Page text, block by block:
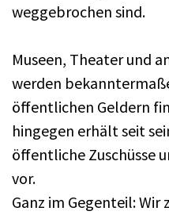
weggebrochen sind.
Museen, Theater und
werden
öffentlichen Geldern
hingegen erhält seit
öffentliche Zuschüsse
vor.
Ganz im Gegenteil: Wir